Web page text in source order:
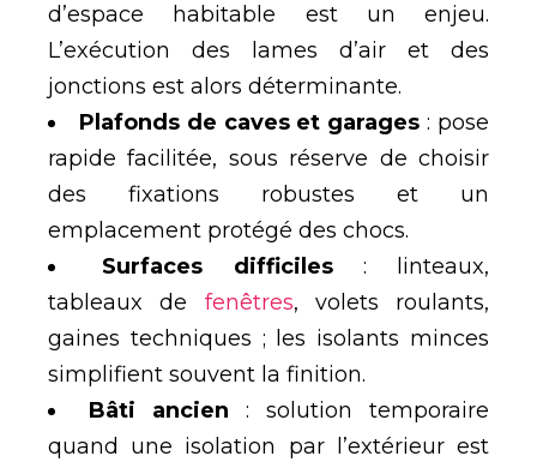
d’espace habitable est un enjeu.
L’exécution des lames d’air et des
jonctions est alors déterminante.
Plafonds de caves et garages : pose
rapide facilitée, sous réserve de choisir
des fixations robustes et un
emplacement protégé des chocs.
Surfaces difficiles: linteaux,
tableaux de fenêtres, volets roulants,
gaines techniques ; les isolants minces
simplifient souvent la finition.
Bâti ancien : solution temporaire
quand une isolation par l’extérieur est